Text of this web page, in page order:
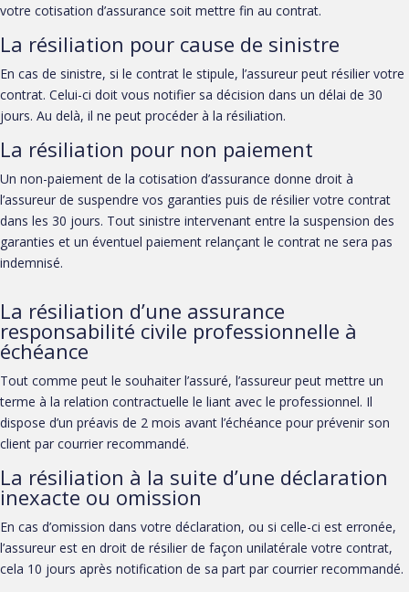
votre cotisation d’assurance soit mettre fin au contrat.
La résiliation pour cause de sinistre
En cas de sinistre, si le contrat le stipule, l’assureur peut résilier votre
contrat. Celui-ci doit vous notifier sa décision dans un délai de 30
jours. Au delà, il ne peut procéder à la résiliation.
La résiliation pour non paiement
Un non-paiement de la cotisation d’assurance donne droit à
l’assureur de suspendre vos garanties puis de résilier votre contrat
dans les 30 jours. Tout sinistre intervenant entre la suspension des
garanties et un éventuel paiement relançant le contrat ne sera pas
indemnisé.
La résiliation d’une assurance
responsabilité civile professionnelle à
échéance
Tout comme peut le souhaiter l’assuré, l’assureur peut mettre un
terme à la relation contractuelle le liant avec le professionnel. Il
dispose d’un préavis de 2 mois avant l’échéance pour prévenir son
client par courrier recommandé.
La résiliation à la suite d’une déclaration
inexacte ou omission
En cas d’omission dans votre déclaration, ou si celle-ci est erronée,
l’assureur est en droit de résilier de façon unilatérale votre contrat,
cela 10 jours après notification de sa part par courrier recommandé.